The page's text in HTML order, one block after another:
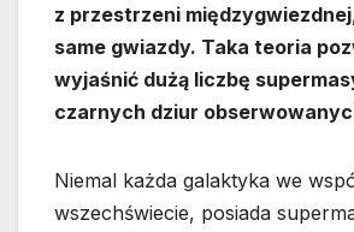
z przestrzeni
same gwiazdy. Taka teoria
wyjaśnić dużą liczbę
czarnych dziur
Niemal każda galaktyka we
wszechświecie, posiada